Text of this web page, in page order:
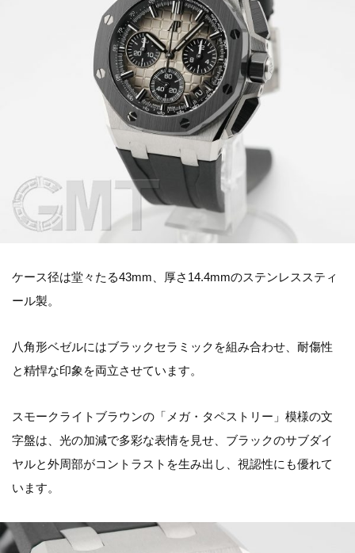
ケース径は堂々たる43mm、厚さ14.4mmのステンレススティ
ール製。
八角形ベゼルにはブラックセラミックを組み合わせ、耐傷性
と精悍な印象を両立させています。
スモークライトブラウンの「メガ・タペストリー」模様の文
字盤は、光の加減で多彩な表情を見せ、ブラックのサブダイ
ヤルと外周部がコントラストを生み出し、視認性にも優れて
います。